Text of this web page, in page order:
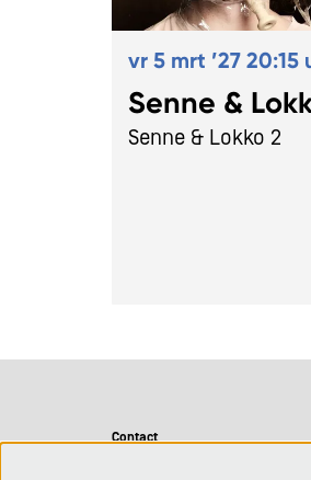
Senne &
Senne & Lokko 2
vr 5 mrt ’27 20:15
Contact